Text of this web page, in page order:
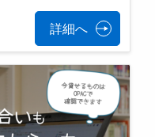
詳細へ